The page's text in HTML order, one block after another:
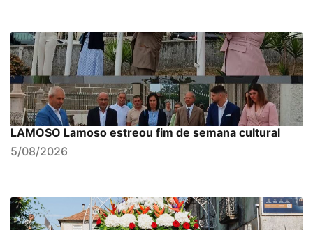
LAMOSO Lamoso estreou fim de semana cultural
5/08/2026